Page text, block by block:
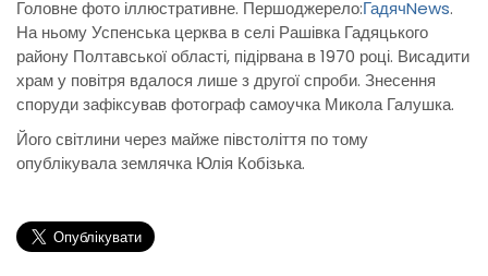
Головне фото іллюстративне. Першоджерело:ГадячNews.
На ньому Успенська церква в селі Рашівка Гадяцького
району Полтавської області, підірвана в 1970 році. Висадити
храм у повітря вдалося лише з другої спроби. Знесення
споруди зафіксував фотограф самоучка Микола Галушка.
Його світлини через майже півстоліття по тому
опублікувала землячка Юлія Кобізька.